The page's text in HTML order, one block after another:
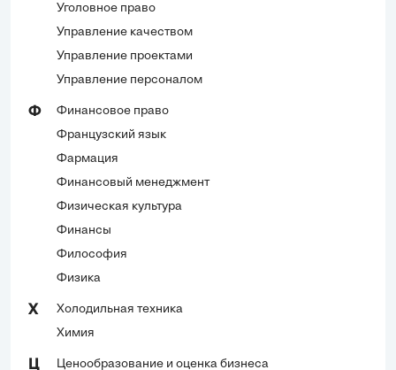
Уголовное право
Управление качеством
Управление проектами
Управление персоналом
Ф
Финансовое право
Французский язык
Фармация
Финансовый менеджмент
Физическая культура
Финансы
Философия
Физика
Х
Холодильная техника
Химия
Ц Ценообразование и оценка бизнеса